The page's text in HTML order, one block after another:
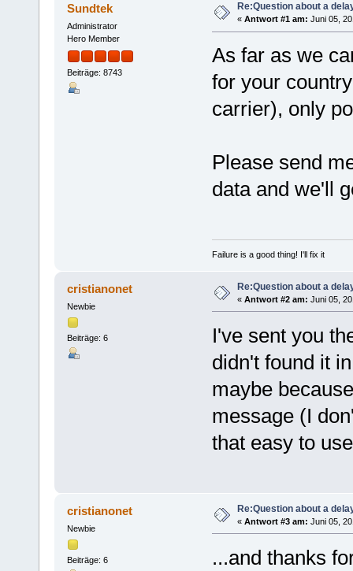
Sundtek
Administrator
Hero Member
Beiträge: 8743
Re:Question about a
« Antwort #1 am: Juni 05,
As far as we
for your
carrier), only
Please send
data and we'll
Failure is a good thing! I'll fix it
cristianonet
Newbie
Beiträge: 6
Re:Question about a
« Antwort #2 am: Juni 05,
I've sent you
didn't found it
maybe
message (I
that easy to
cristianonet
Newbie
Beiträge: 6
Re:Question about a
« Antwort #3 am: Juni 05,
...and thanks